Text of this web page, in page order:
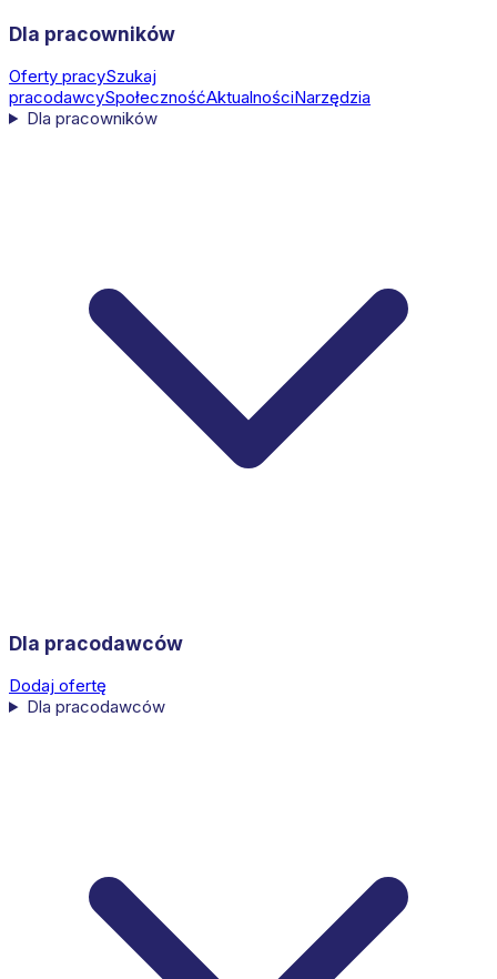
Dla pracowników
Oferty pracySzukaj
pracodawcySpołecznośćAktualnościNarzędzia
Dla pracowników
Dla pracodawców
Dodaj ofertę
Dla pracodawców